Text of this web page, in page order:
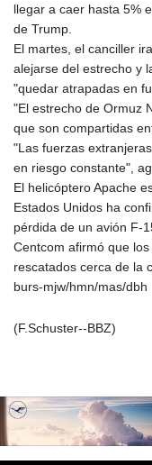
llegar a caer hasta 5%
de Trump.
El martes, el canciller
alejarse del estrecho y
"quedar atrapadas en
"El estrecho de Ormuz
que son compartidas
"Las fuerzas
en riesgo constante",
El helicóptero Apache
Estados Unidos ha
pérdida de un avión F-
Centcom afirmó que
rescatados cerca de la
burs-mjw/hmn/mas/dbh
(F.Schuster--BBZ)